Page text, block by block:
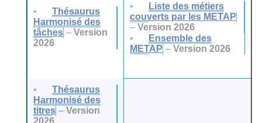
Thésaurus
Harmonisé des
tâches – Version
2026
Liste des métiers
couverts par les METAP
– Version 2026
Ensemble des
METAP – Version 2026
Thésaurus
Harmonisé des
titres – Version
2026